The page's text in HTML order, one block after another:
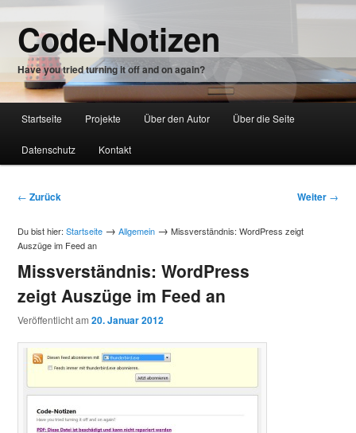
Zum
Inhalt
wechseln
Code-Notizen
Have you tried turning it off and on again?
Zum
Inhalt
Startseite Projekte Über den Autor Über die Seite
Datenschutz Kontakt
Beitragsnavigation
← Zurück Weiter →
Du bist hier:Startseite → Allgemein → Missverständnis: WordPress zeigt
Auszüge im Feed an
Missverständnis: WordPress
zeigt Auszüge im Feed an
Veröffentlicht am20. Januar 2012